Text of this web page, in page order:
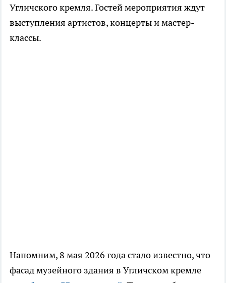
Угличского кремля. Гостей мероприятия ждут
выступления артистов, концерты и мастер-
классы.
Напомним, 8 мая 2026 года стало известно, что
фасад музейного здания в Угличском кремле